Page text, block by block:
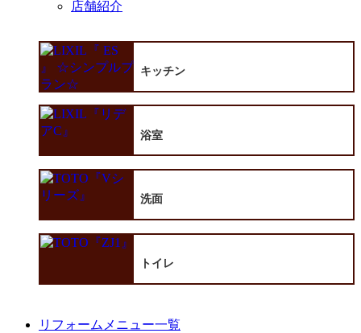
店舗紹介
キッチン
浴室
洗面
トイレ
リフォームメニュー一覧